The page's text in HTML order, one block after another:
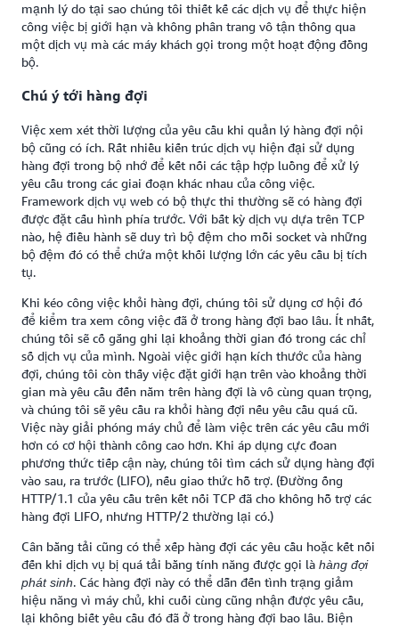
mạnh lý do tại sao chúng tôi thiết kế các dịch vụ để thực hiện
công việc bị giới hạn và không phân trang vô tận thông qua
một dịch vụ mà các máy khách gọi trong một hoạt động đồng
bộ.
Chú ý tới hàng đợi
Việc xem xét thời lượng của yêu cầu khi quản lý hàng đợi nội
bộ cũng có ích. Rất nhiều kiến trúc dịch vụ hiện đại sử dụng
hàng đợi trong bộ nhớ để kết nối các tập hợp luồng để xử lý
yêu cầu trong các giai đoạn khác nhau của công việc.
Framework dịch vụ web có bộ thực thi thường sẽ có hàng đợi
được đặt cấu hình phía trước. Với bất kỳ dịch vụ dựa trên TCP
nào, hệ điều hành sẽ duy trì bộ đệm cho mỗi socket và những
bộ đệm đó có thể chứa một khối lượng lớn các yêu cầu bị tích
tụ.
Khi kéo công việc khỏi hàng đợi, chúng tôi sử dụng cơ hội đó
để kiểm tra xem công việc đã ở trong hàng đợi bao lâu. Ít nhất,
chúng tôi sẽ cố gắng ghi lại khoảng thời gian đó trong các chỉ
số dịch vụ của mình. Ngoài việc giới hạn kích thước của hàng
đợi, chúng tôi còn thấy việc đặt giới hạn trên vào khoảng thời
gian mà yêu cầu đến nằm trên hàng đợi là vô cùng quan trọng,
và chúng tôi sẽ yêu cầu ra khỏi hàng đợi nếu yêu cầu quá cũ.
Việc này giải phóng máy chủ để làm việc trên các yêu cầu mới
hơn có cơ hội thành công cao hơn. Khi áp dụng cực đoan
phương thức tiếp cận này, chúng tôi tìm cách sử dụng hàng đợi
vào sau, ra trước (LIFO), nếu giao thức hỗ trợ. (Đường ống
HTTP/1.1 của yêu cầu trên kết nối TCP đã cho không hỗ trợ các
hàng đợi LIFO, nhưng HTTP/2 thường lại có.)
Cân bằng tải cũng có thể xếp hàng đợi các yêu cầu hoặc kết nối
đến khi dịch vụ bị quá tải bằng tính năng được gọi là hàng đợi
phát sinh. Các hàng đợi này có thể dẫn đến tình trạng giảm
hiệu năng vì máy chủ, khi cuối cùng cũng nhận được yêu cầu,
lại không biết yêu cầu đó đã ở trong hàng đợi bao lâu. Biện